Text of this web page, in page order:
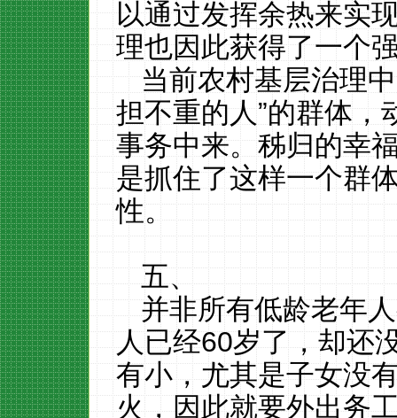
以通过发挥余热来实
理也因此获得了一个
当前农村基层治理
担不重的人”的群体，
事务中来。秭归的幸
是抓住了这样一个群
性。
五、
并非所有低龄老年
人已经60岁了，却还
有小，尤其是子女没
火，因此就要外出务